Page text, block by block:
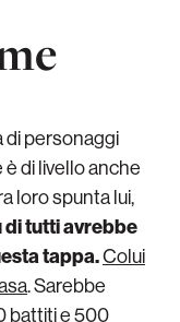
di personaggi
di livello anche
loro spunta lui,
di tutti avrebbe
tappa.Colui
. Sarebbe
battiti e 500